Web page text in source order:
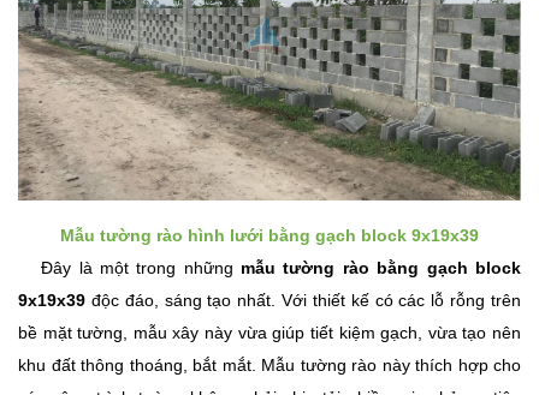
Mẫu tường rào hình lưới bằng gạch block 9x19x39
Đây là một trong những mẫu tường rào bằng gạch block
9x19x39 độc đáo, sáng tạo nhất. Với thiết kế có các lỗ rỗng trên
bề mặt tường, mẫu xây này vừa giúp tiết kiệm gạch, vừa tạo nên
khu đất thông thoáng, bắt mắt. Mẫu tường rào này thích hợp cho